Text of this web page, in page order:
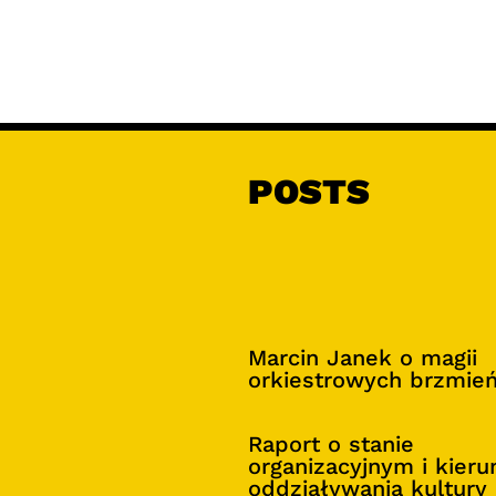
POSTS
Marcin Janek o magii
orkiestrowych brzmień
Raport o stanie
organizacyjnym i
oddziaływania kultury